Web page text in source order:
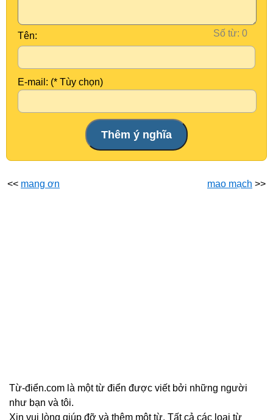
Số từ:
Tên:
E-mail: (* Tùy chọn)
<< mang ơn mao mạch >>
Từ-điển.com là một từ điển được viết bởi những người
như bạn và tôi.
Xin vui lòng giúp đỡ và thêm một từ. Tất cả các loại từ